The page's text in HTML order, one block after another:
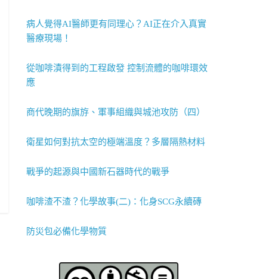
病人覺得AI醫師更有同理心？AI正在介入真實
醫療現場！
從咖啡漬得到的工程啟發 控制流體的咖啡環效
應
商代晚期的旗斿、軍事組織與城池攻防（四）
衛星如何對抗太空的極端溫度？多層隔熱材料
戰爭的起源與中國新石器時代的戰爭
咖啡渣不渣？化學故事(二)：化身SCG永續磚
防災包必備化學物質